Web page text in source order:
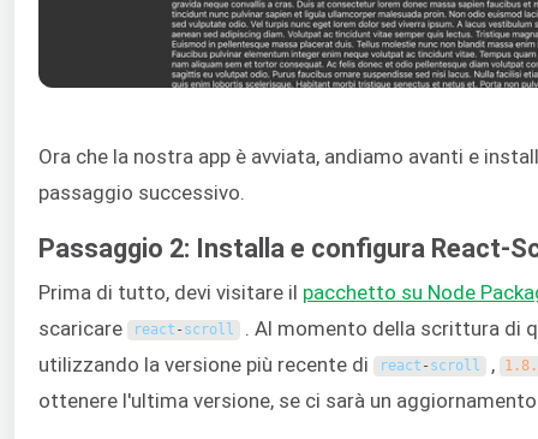
Ora che la nostra app è avviata, andiamo avanti e
passaggio successivo.
Passaggio 2: Installa e configura React-
Prima di tutto, devi visitare il pacchetto su Node
scaricare
react - scroll . Al momento della scrittura di
utilizzando la versione più recente di
react - scroll ,
ottenere l'ultima versione, se ci sarà un